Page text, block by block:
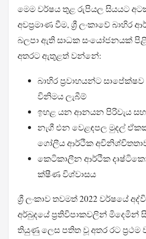
මෙම වර්ෂය තුළ රුපියල සියයට
අවප්‍රමාණ වීම, ශ්‍රී ලංකාවේ බාහිර
බලපා ඇති සාධක සංයෝජනයක්
අතරට ඇතුළත් වන්නේ:
බාහිර ප්‍රවාහයන්ට
විනිමය ලැබීම්
ඉහළ යන ආනයන පිරිවැය සහ
නැගී එන වෙළඳපල මුදල්
ගෝලීය ආර්ථික
කෙටිකාලීන ආර්ථික
ක්ෂීණ විශ්වාසය
ශ්‍රී ලංකාව තවමත් 2022 වර්ෂයේ
අර්බුදයේ ප්‍රතිවිපාකවලින් මිදෙමින්
තියුණු ලෙස පතිත වූ අතර රට ප්‍රථම